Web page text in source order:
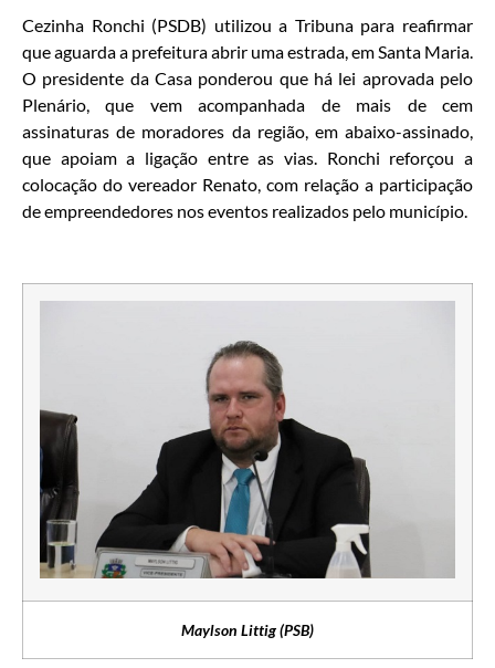
Cezinha Ronchi (PSDB) utilizou a Tribuna para reafirmar
que aguarda a prefeitura abrir uma estrada, em Santa Maria.
O presidente da Casa ponderou que há lei aprovada pelo
Plenário, que vem acompanhada de mais de cem
assinaturas de moradores da região, em abaixo-assinado,
que apoiam a ligação entre as vias. Ronchi reforçou a
colocação do vereador Renato, com relação a participação
de empreendedores nos eventos realizados pelo município.
Maylson Littig (PSB)